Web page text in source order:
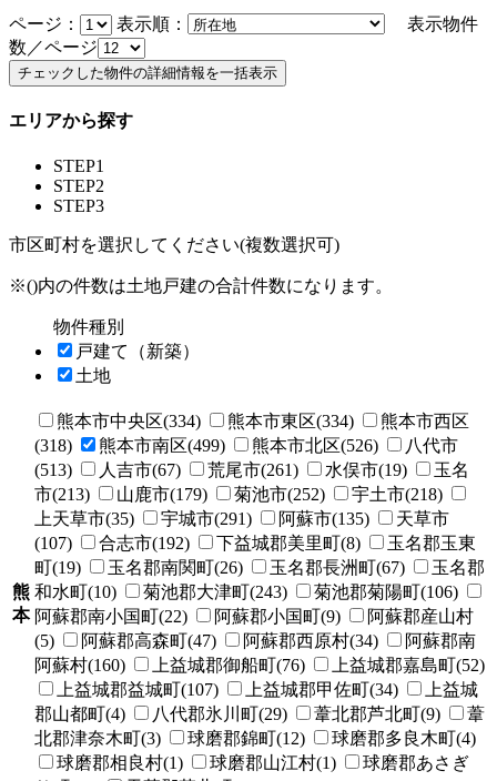
ページ： 表示順：
表示物件
数／ページ
エリアから探す
STEP1
STEP2
STEP3
市区町村を選択してください(複数選択可)
※()内の件数は土地戸建の合計件数になります。
物件種別
戸建て（新築）
土地
熊
本
熊本市中央区(334) 熊本市東区(334)
熊本市西区
(318)
熊本市南区(499) 熊本市北区(526)
八代市
(513)
人吉市(67) 荒尾市(261) 水俣市(19)
玉名
市(213)
山鹿市(179) 菊池市(252)
宇土市(218)
上天草市(35)
宇城市(291) 阿蘇市(135)
天草市
(107)
合志市(192) 下益城郡美里町(8)
玉名郡玉東
町(19)
玉名郡南関町(26) 玉名郡長洲町(67)
玉名郡
和水町(10)
菊池郡大津町(243)
菊池郡菊陽町(106)
阿蘇郡南小国町(22)
阿蘇郡小国町(9)
阿蘇郡産山村
(5)
阿蘇郡高森町(47) 阿蘇郡西原村(34)
阿蘇郡南
阿蘇村(160)
上益城郡御船町(76)
上益城郡嘉島町(52)
上益城郡益城町(107)
上益城郡甲佐町(34)
上益城
郡山都町(4)
八代郡氷川町(29) 葦北郡芦北町(9)
葦
北郡津奈木町(3)
球磨郡錦町(12)
球磨郡多良木町(4)
球磨郡相良村(1)
球磨郡山江村(1)
球磨郡あさぎ